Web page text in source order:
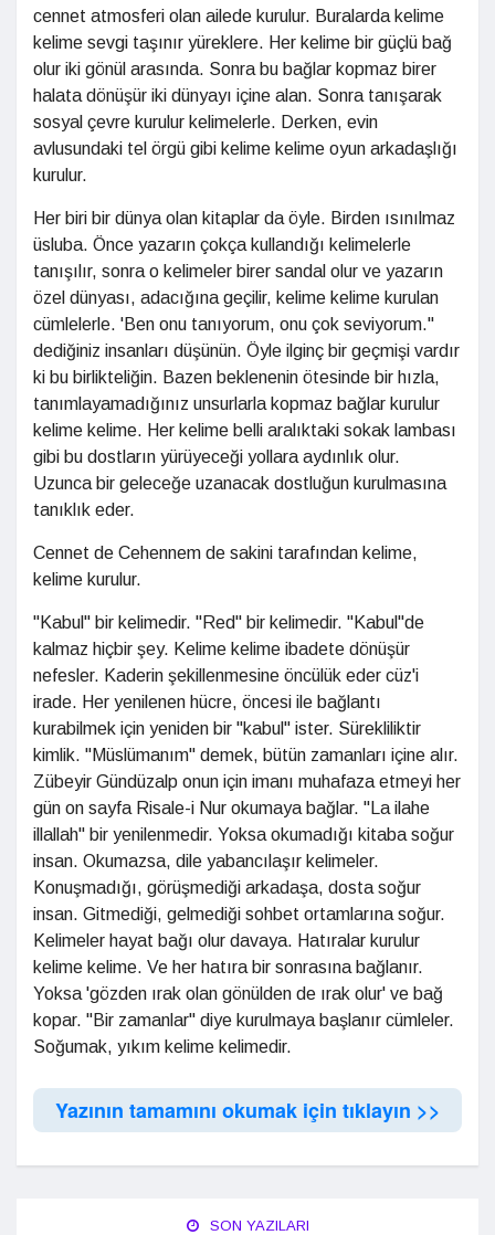
cennet atmosferi olan ailede kurulur. Buralarda kelime
kelime sevgi taşınır yüreklere. Her kelime bir güçlü bağ
olur iki gönül arasında. Sonra bu bağlar kopmaz birer
halata dönüşür iki dünyayı içine alan. Sonra tanışarak
sosyal çevre kurulur kelimelerle. Derken, evin
avlusundaki tel örgü gibi kelime kelime oyun arkadaşlığı
kurulur.
Her biri bir dünya olan kitaplar da öyle. Birden ısınılmaz
üsluba. Önce yazarın çokça kullandığı kelimelerle
tanışılır, sonra o kelimeler birer sandal olur ve yazarın
özel dünyası, adacığına geçilir, kelime kelime kurulan
cümlelerle. 'Ben onu tanıyorum, onu çok seviyorum."
dediğiniz insanları düşünün. Öyle ilginç bir geçmişi vardır
ki bu birlikteliğin. Bazen beklenenin ötesinde bir hızla,
tanımlayamadığınız unsurlarla kopmaz bağlar kurulur
kelime kelime. Her kelime belli aralıktaki sokak lambası
gibi bu dostların yürüyeceği yollara aydınlık olur.
Uzunca bir geleceğe uzanacak dostluğun kurulmasına
tanıklık eder.
Cennet de Cehennem de sakini tarafından kelime,
kelime kurulur.
"Kabul" bir kelimedir. "Red" bir kelimedir. "Kabul"de
kalmaz hiçbir şey. Kelime kelime ibadete dönüşür
nefesler. Kaderin şekillenmesine öncülük eder cüz'i
irade. Her yenilenen hücre, öncesi ile bağlantı
kurabilmek için yeniden bir "kabul" ister. Sürekliliktir
kimlik. "Müslümanım" demek, bütün zamanları içine alır.
Zübeyir Gündüzalp onun için imanı muhafaza etmeyi her
gün on sayfa Risale-i Nur okumaya bağlar. "La ilahe
illallah" bir yenilenmedir. Yoksa okumadığı kitaba soğur
insan. Okumazsa, dile yabancılaşır kelimeler.
Konuşmadığı, görüşmediği arkadaşa, dosta soğur
insan. Gitmediği, gelmediği sohbet ortamlarına soğur.
Kelimeler hayat bağı olur davaya. Hatıralar kurulur
kelime kelime. Ve her hatıra bir sonrasına bağlanır.
Yoksa 'gözden ırak olan gönülden de ırak olur' ve bağ
kopar. "Bir zamanlar" diye kurulmaya başlanır cümleler.
Soğumak, yıkım kelime kelimedir.
Yazının tamamını okumak için tıklayın >>
SON YAZILARI